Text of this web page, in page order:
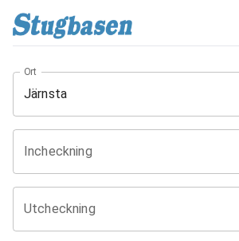
Ort
Incheckning
Utcheckning